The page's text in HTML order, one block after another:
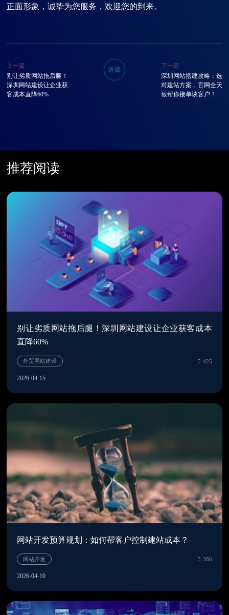
正面形象，诚挚为您服务，欢迎您的到来。
上一篇
别让劣质网站拖后腿！
深圳网站建设让企业获
客成本直降60%
返回
下一篇
深圳网站搭建攻略：选
对建站方案，官网全天
候帮你接单谈客户！
推荐阅读
别让劣质网站拖后腿！深圳网站建设让企业获客成本
直降60%
2026-04-15
网站开发预算规划：如何帮客户控制建站成本？
2026-04-10